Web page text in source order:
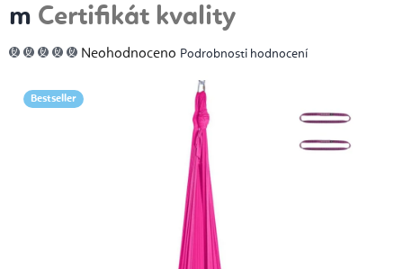
m Certifikát kvality
Průměrné
hodnocení
0,0
z
Neohodnoceno Podrobnosti hodnocení
Bestseller